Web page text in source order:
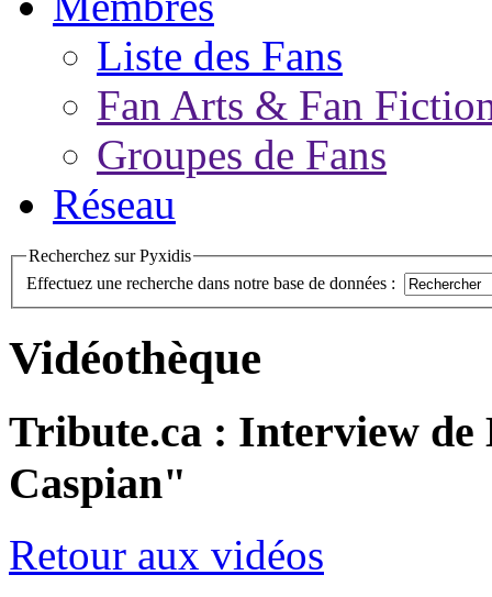
Liste des Fans
Fan Arts & Fan
Groupes de Fans
Réseau
Recherchez sur Pyxidis
Effectuez une recherche dans notre base de données :
Vidéothèque
Tribute.ca : Interview
Caspian"
Retour aux vidéos